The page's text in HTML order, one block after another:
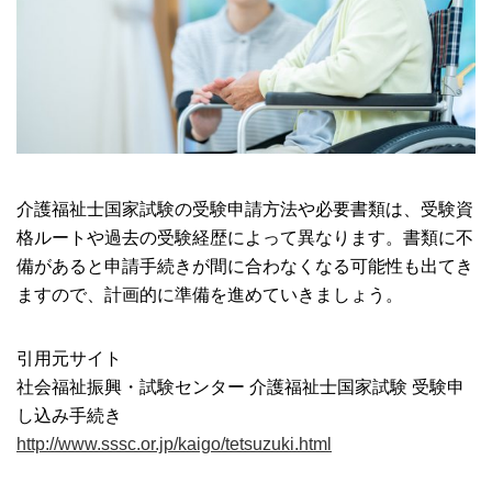
介護福祉士国家試験の受験申請方法や必要書類は、受験資
格ルートや過去の受験経歴によって異なります。書類に不
備があると申請手続きが間に合わなくなる可能性も出てき
ますので、計画的に準備を進めていきましょう。
引用元サイト
社会福祉振興・試験センター 介護福祉士国家試験 受験申
し込み手続き
http://www.sssc.or.jp/kaigo/tetsuzuki.html